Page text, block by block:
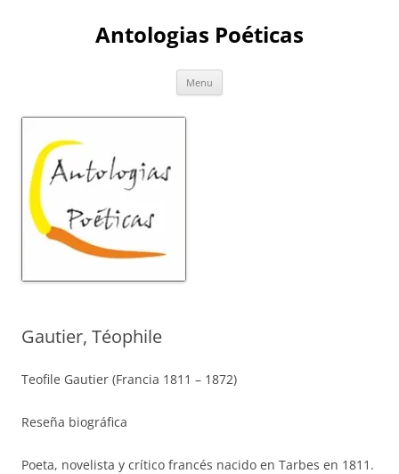
Antologias Poéticas
Menu
Gautier, Téophile
Teofile Gautier (Francia 1811 – 1872)
Reseña biográfica
Poeta, novelista y crítico francés nacido en Tarbes en 1811.